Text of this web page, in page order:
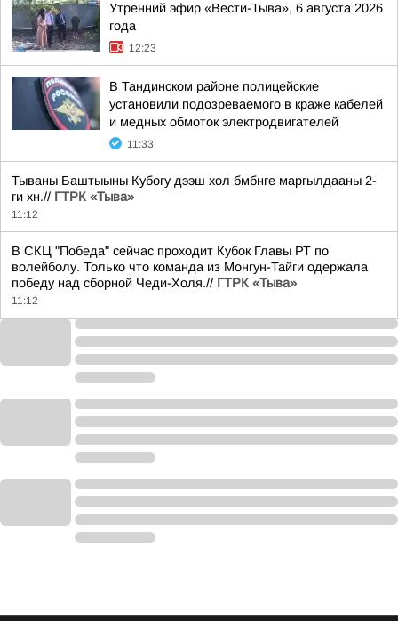
Утренний эфир «Вести-Тыва», 6 августа 2026
года
12:23
В Тандинском районе полицейские
установили подозреваемого в краже кабелей
и медных обмоток электродвигателей
11:33
Тываны Баштыыны Кубогу дээш хол бмбнге маргылдааны 2-
ги хн.// ГТРК «Тыва»
11:12
В СКЦ "Победа" сейчас проходит Кубок Главы РТ по
волейболу. Только что команда из Монгун-Тайги одержала
победу над сборной Чеди-Холя.// ГТРК «Тыва»
11:12